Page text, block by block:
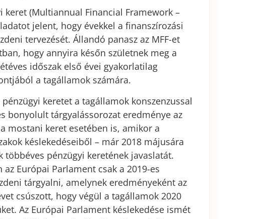
keret (Multiannual Financial Framework –
jelent, hogy évekkel a finanszírozási
tervezését. Állandó panasz az MFF-et
hogy annyira későn születnek meg a
időszak első évei gyakorlatilag
a tagállamok számára.
keretet a tagállamok konszenzussal
bonyolult tárgyalássorozat eredménye az
mostani keret esetében is, amikor a
késlekedéseiből – már 2018 májusára
többéves pénzügyi keretének javaslatát.
Európai Parlament csak a 2019-es
tárgyalni, amelynek eredményeként az
csúszott, hogy végül a tagállamok 2020
Az Európai Parlament késlekedése ismét